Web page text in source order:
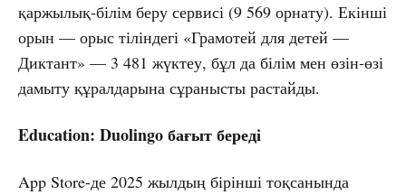
қаржылық-білім беру сервисі (9 569 орнату). Екінші
орын — орыс тіліндегі «Грамотей для детей —
Диктант» — 3 481 жүктеу, бұл да білім мен өзін-өзі
дамыту құралдарына сұранысты растайды.
Education: Duolingo бағыт береді
App Store-де 2025 жылдың бірінші тоқсанында